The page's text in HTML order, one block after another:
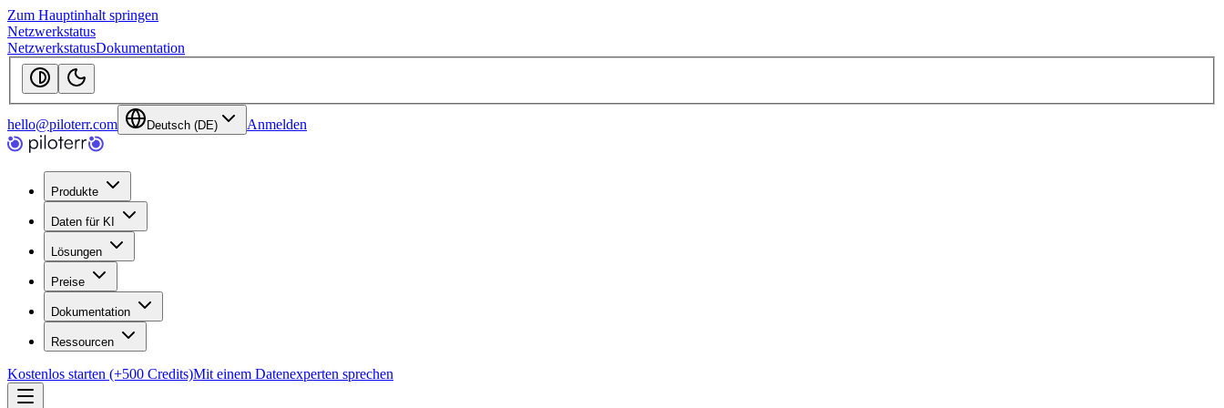
Zum Hauptinhalt springen
Netzwerkstatus
NetzwerkstatusDokumentation
hello@piloterr.com Deutsch (DE) Anmelden
Produkte
Daten für KI
Lösungen
Preise
Dokumentation
Ressourcen
Kostenlos starten (+500 Credits)Mit einem Datenexperten sprechen